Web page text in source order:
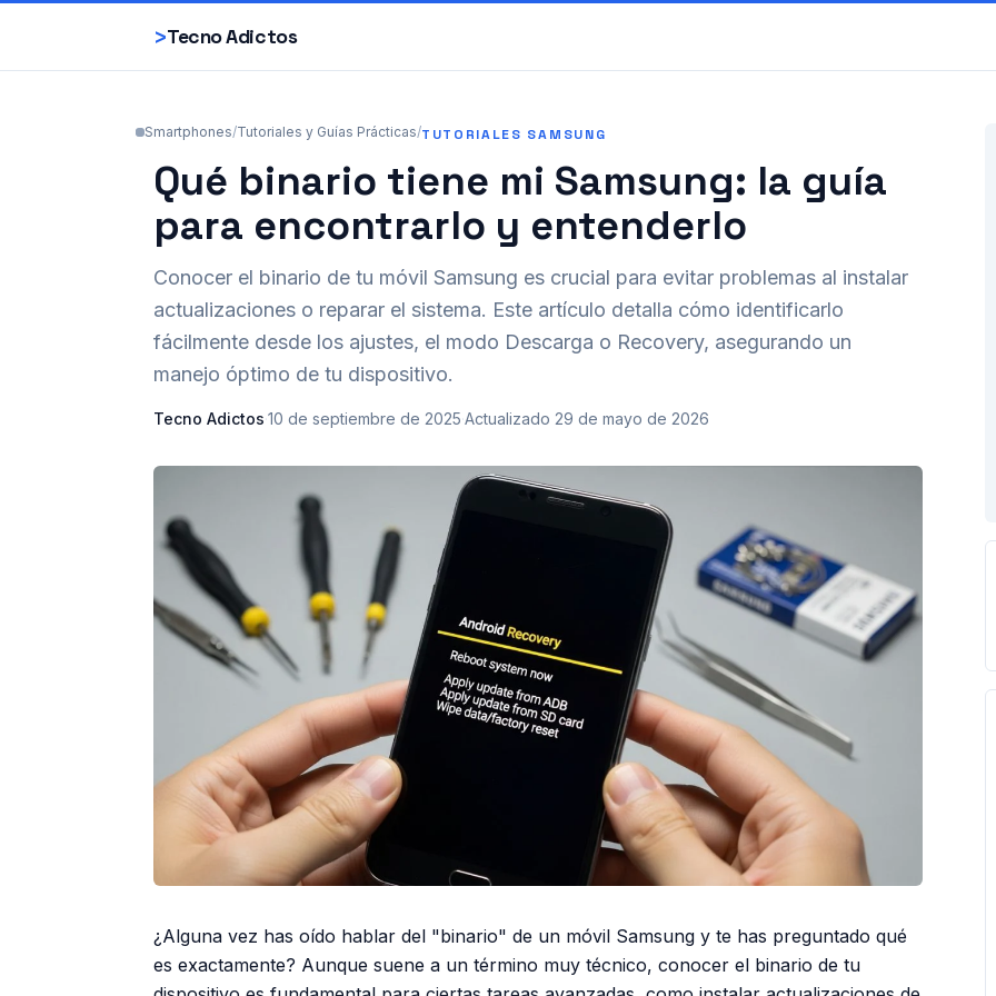
>Tecno Adictos
Smartphones/Tutoriales y Guías Prácticas/TUTORIALES SAMSUNG
Qué binario tiene mi Samsung: la guía
para encontrarlo y entenderlo
Conocer el binario de tu móvil Samsung es crucial para evitar problemas al instalar
actualizaciones o reparar el sistema. Este artículo detalla cómo identificarlo
fácilmente desde los ajustes, el modo Descarga o Recovery, asegurando un
manejo óptimo de tu dispositivo.
Tecno Adictos·10 de septiembre de 2025·Actualizado 29 de mayo de 2026
¿Alguna vez has oído hablar del "binario" de un móvil Samsung y te has preguntado qué
es exactamente? Aunque suene a un término muy técnico, conocer el binario de tu